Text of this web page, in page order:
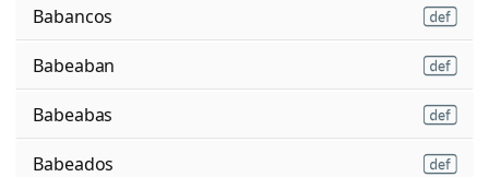
Babancos
Babeaban
Babeabas
Babeados